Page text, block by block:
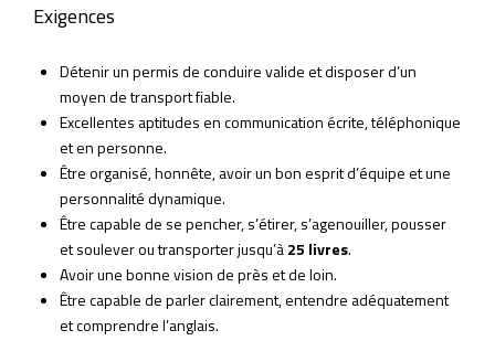
Exigences
Détenir un permis de conduire valide et disposer d’un
moyen de transport fiable.
Excellentes aptitudes en communication écrite, téléphonique
et en personne.
Être organisé, honnête, avoir un bon esprit d’équipe et une
personnalité dynamique.
Être capable de se pencher, s’étirer, s’agenouiller, pousser
et soulever ou transporter jusqu’à25 livres.
Avoir une bonne vision de près et de loin.
Être capable de parler clairement, entendre adéquatement
et comprendre l’anglais.